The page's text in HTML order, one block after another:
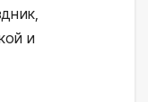
и